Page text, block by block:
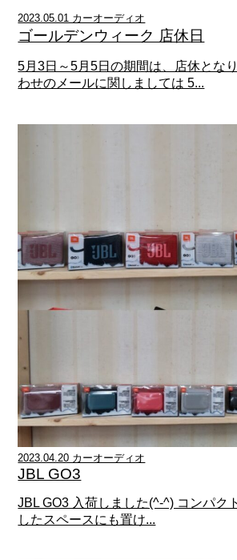
2023.05.01 カーオーディオ
ゴールデンウィーク 店休日
5月3日～5月5日の期間は、店休とな
わせのメールに関しましては 5...
2023.04.20 カーオーディオ
JBL GO3
JBL GO3 入荷しました(^-^) コンパク
したスペースにも置け...